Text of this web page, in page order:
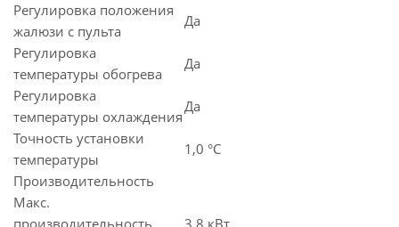
Регулировка положения
жалюзи с пульта
Да
Регулировка
температуры обогрева
Да
Регулировка
температуры охлаждения
Да
Точность установки
температуры
1,0 °С
Производительность
Макс.
производительность
3,8 кВт